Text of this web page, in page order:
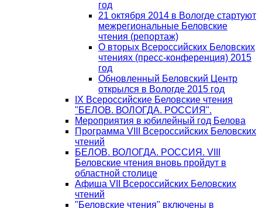
год
21 октября 2014 в Вологде стартуют
межрегиональные Беловские
чтения (репортаж)
О вторых Всероссийских Беловских
чтениях (пресс-конференция) 2015
год
Обновленный Беловский Центр
открылся в Вологде 2015 год
IX Всероссийские Беловские чтения
"БЕЛОВ. ВОЛОГДА. РОССИЯ".
Мероприятия в юбилейный год Белова
Программа VIII Всероссийских Беловских
чтений
БЕЛОВ. ВОЛОГДА. РОССИЯ. VIII
Беловские чтения вновь пройдут в
областной столице
Афиша VII Всероссийских Беловских
чтений
"Беловские чтения" включены в